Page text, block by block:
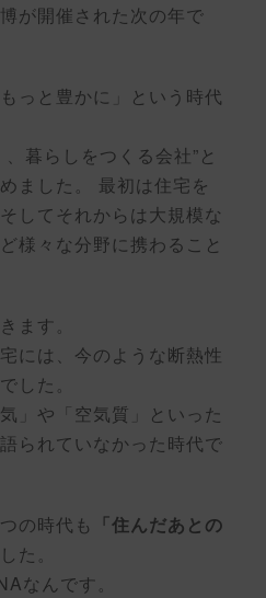
が開催された次の年で
っと豊かに」という時代
暮らしをつくる会社”と
ました。 最初は住宅を
してそれからは大規模な
様々な分野に携わること
ます。
は、今のような断熱性
した。
」や「空気質」といった
られていなかった時代で
の時代も
「住んだあとの
た。
なんです。